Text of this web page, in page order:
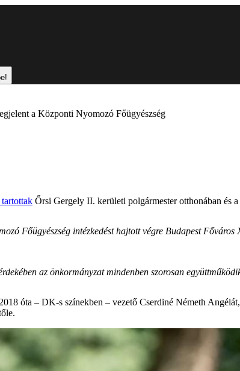
a Központi Nyomozó Főügyészség
tartottak Őrsi Gergely II. kerületi polgármester otthonában és
Főügyészség intézkedést hajtott végre Budapest
az önkormányzat mindenben szorosan
óta – DK-s színekben – vezető Cserdiné Németh